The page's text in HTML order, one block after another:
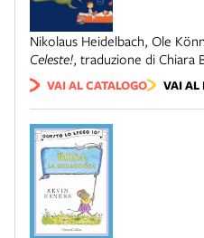
Nikolaus Heidelbach, Ole
Celeste!, traduzione di Chiara
VAI AL CATALOGO VAI AL